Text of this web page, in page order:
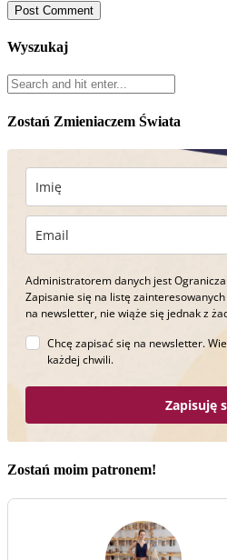
Wyszukaj
Zostań Zmieniaczem Świata
Administratorem danych jest
Zapisanie się na listę
na newsletter, nie wiąże się jednak z
Chcę zapisać się na newsletter.
każdej chwili.
Zapisuję
Zostań moim patronem!